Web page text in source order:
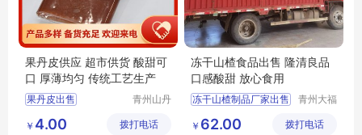
果丹皮供应 超市供货 酸甜可
口 厚薄均匀 传统工艺生产
果丹皮出售
果丹皮供应
青州山丹
限公司
￥ 4.00 拨打电话
冻干山楂食品出售 隆清良品
口感酸甜 放心食用
冻干山楂制品厂家出售
隆清良品山楂制品批发
青州大福
展有限公
￥ 62.00 拨打电话